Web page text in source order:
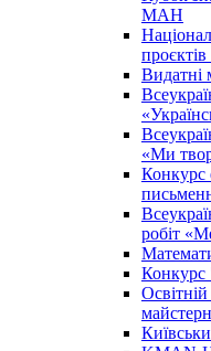
МАН
Видатні
«Ми
Конкурс
робіт
Конкурс